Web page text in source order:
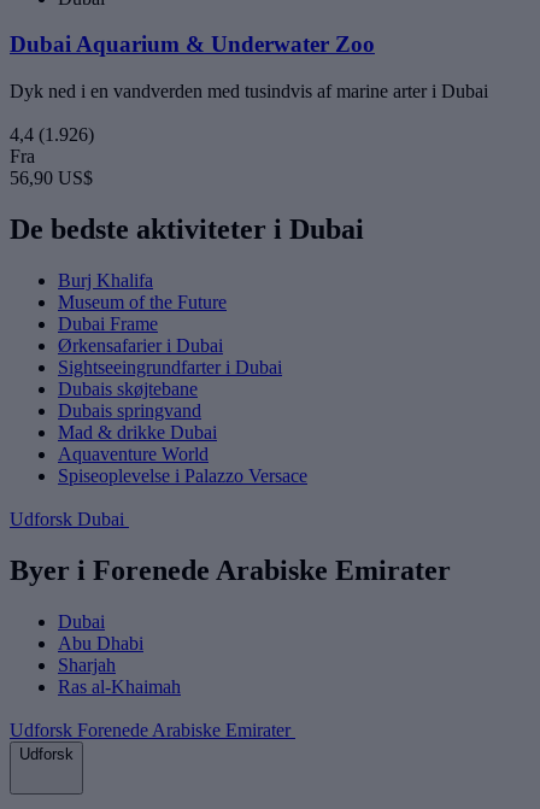
Dubai Aquarium & Underwater Zoo
Dyk ned i en vandverden med tusindvis af marine arter i Dubai
4,4 (1.926)
Fra
56,90 US$
De bedste aktiviteter i Dubai
Burj Khalifa
Museum of the Future
Dubai Frame
Ørkensafarier i Dubai
Sightseeingrundfarter i Dubai
Dubais skøjtebane
Dubais springvand
Mad & drikke Dubai
Aquaventure World
Spiseoplevelse i Palazzo Versace
Udforsk Dubai
Byer i Forenede Arabiske Emirater
Dubai
Abu Dhabi
Sharjah
Ras al-Khaimah
Udforsk Forenede Arabiske Emirater
Udforsk